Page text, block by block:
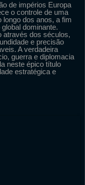
de impérios Europa
o controle de uma
longo dos anos, a fim
dominante.
através dos séculos,
e precisão
A verdadeira
guerra e diplomacia
neste épico título
estratégica e